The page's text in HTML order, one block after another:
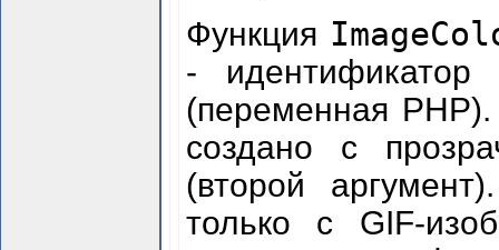
Функция
-
(переменная
создано с
(второй
только с GIF-